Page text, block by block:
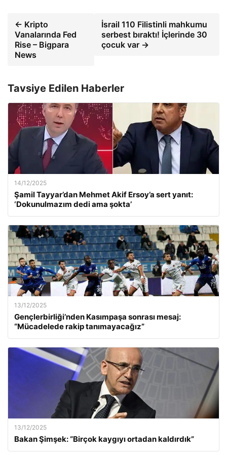
← Kripto
Vanalarında Fed
Rise – Bigpara
News
İsrail 110 Filistinli mahkumu
serbest bıraktı! İçlerinde 30
çocuk var →
Tavsiye Edilen Haberler
14/12/2025
Şamil Tayyar’dan Mehmet Akif Ersoy’a sert yanıt:
‘Dokunulmazım dedi ama şokta’
13/12/2025
Gençlerbirliği’nden Kasımpaşa sonrası mesaj:
“Mücadelede rakip tanımayacağız”
13/12/2025
Bakan Şimşek: “Birçok kaygıyı ortadan kaldırdık”